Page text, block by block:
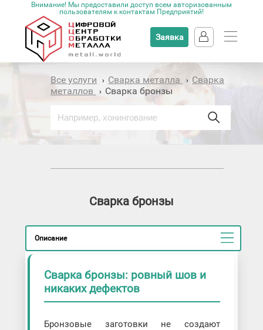
Внимание! Мы предоставили доступ всем авторизованным
пользователям к контактам Предприятий!
Заявка
Все услуги › Сварка металла › Сварка
металлов
› Сварка бронзы
Сварка бронзы
Описание
Сварка бронзы: ровный шов и
никаких дефектов
Бронзовые заготовки не создают